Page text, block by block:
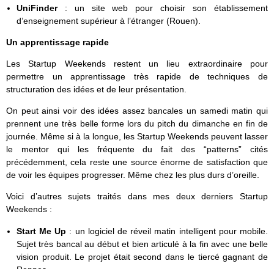
UniFinder : un site web pour choisir son établissement
d’enseignement supérieur à l’étranger (Rouen).
Un apprentissage rapide
Les Startup Weekends restent un lieu extraordinaire pour
permettre un apprentissage très rapide de techniques de
structuration des idées et de leur présentation.
On peut ainsi voir des idées assez bancales un samedi matin qui
prennent une très belle forme lors du pitch du dimanche en fin de
journée. Même si à la longue, les Startup Weekends peuvent lasser
le mentor qui les fréquente du fait des “patterns” cités
précédemment, cela reste une source énorme de satisfaction que
de voir les équipes progresser. Même chez les plus durs d’oreille.
Voici d’autres sujets traités dans mes deux derniers Startup
Weekends :
Start Me Up : un logiciel de réveil matin intelligent pour mobile.
Sujet très bancal au début et bien articulé à la fin avec une belle
vision produit. Le projet était second dans le tiercé gagnant de